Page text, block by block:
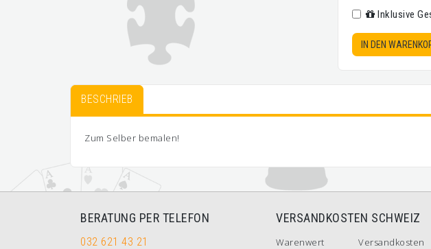
Inklusive
IN DEN
BESCHRIEB
Zum Selber bemalen!
BERATUNG PER TELEFON
032 621 43 21
VERSANDKOSTEN SCHWEIZ
Warenwert
Versandkosten